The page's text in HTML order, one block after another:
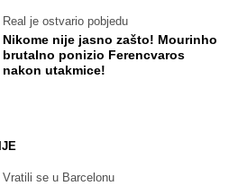
Real je ostvario pobjedu
Nikome nije jasno zašto! Mourinho
brutalno ponizio Ferencvaros
nakon utakmice!
Vratili se u Barcelonu